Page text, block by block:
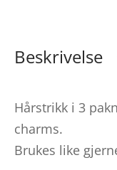
Beskrivelse
Hårstrikk i 3
charms.
Brukes like